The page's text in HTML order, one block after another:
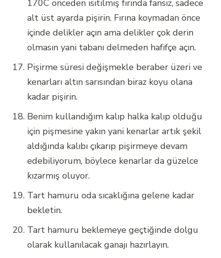
170C önceden ısıtılmış fırında fansız, sadece
alt üst ayarda pişirin. Fırına koymadan önce
içinde delikler açın ama delikler çok derin
olmasın yani tabanı delmeden hafifçe açın.
Pişirme süresi değişmekle beraber üzeri ve
kenarları altın sarısından biraz koyu olana
kadar pişirin.
Benim kullandığım kalıp halka kalıp olduğu
için pişmesine yakın yani kenarlar artık şekil
aldığında kalıbı çıkarıp pişirmeye devam
edebiliyorum, böylece kenarlar da güzelce
kızarmış oluyor.
Tart hamuru oda sıcaklığına gelene kadar
bekletin.
Tart hamuru beklemeye geçtiğinde dolgu
olarak kullanılacak ganajı hazırlayın.